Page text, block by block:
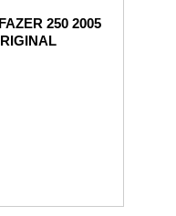
250 2005